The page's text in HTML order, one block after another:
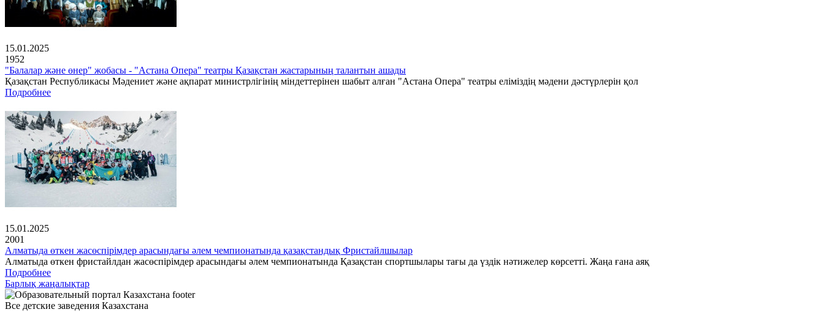
15.01.2025
1952
"Балалар және өнер" жобасы - "Астана Опера" театры Қазақстан жастарының талантын ашады
Қазақстан Республикасы Мәдениет және ақпарат министрлігінің міндеттерінен шабыт алған "Астана Опера" театры еліміздің мәдени дәстүрлерін қол
Подробнее
15.01.2025
2001
Алматыда өткен жасөспірімдер арасындағы әлем чемпионатында қазақстандық Фристайлшылар
Алматыда өткен фристайлдан жасөспірімдер арасындағы әлем чемпионатында Қазақстан спортшылары тағы да үздік нәтижелер көрсетті. Жаңа ғана аяқ
Подробнее
Барлық жаңалықтар
Все детские заведения Казахстана